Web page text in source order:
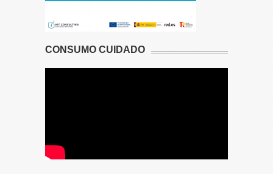
CONSUMO CUIDADO